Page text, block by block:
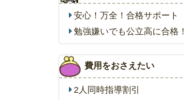
安心！万全！合格サポート
勉強嫌いでも公立高に合格！
費用をおさえたい
2人同時指導割引